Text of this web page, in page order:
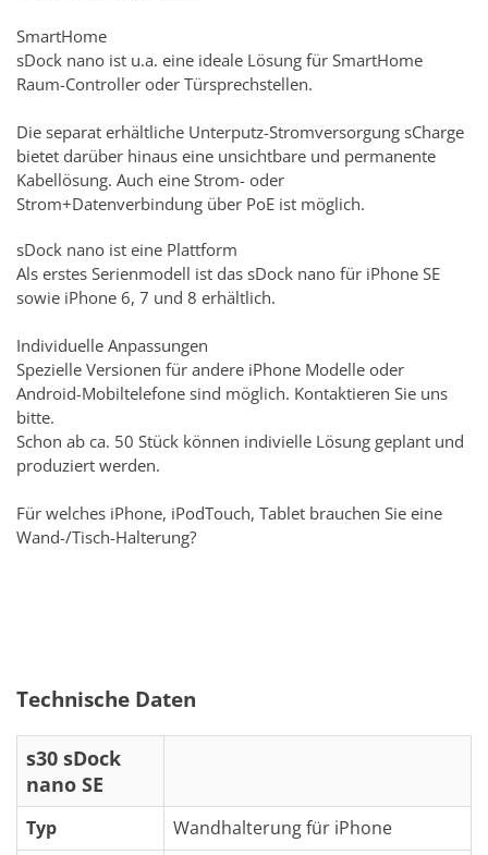
SmartHome
sDock nano ist u.a. eine ideale Lösung für SmartHome
Raum-Controller oder Türsprechstellen.
Die separat erhältliche Unterputz-Stromversorgung sCharge
bietet darüber hinaus eine unsichtbare und permanente
Kabellösung. Auch eine Strom- oder
Strom+Datenverbindung über PoE ist möglich.
sDock nano ist eine Plattform
Als erstes Serienmodell ist das sDock nano für iPhone SE
sowie iPhone 6, 7 und 8 erhältlich.
Individuelle Anpassungen
Spezielle Versionen für andere iPhone Modelle oder
Android-Mobiltelefone sind möglich. Kontaktieren Sie uns
bitte.
Schon ab ca. 50 Stück können indivielle Lösung geplant und
produziert werden.
Für welches iPhone, iPodTouch, Tablet brauchen Sie eine
Wand-/Tisch-Halterung?
Technische Daten
s30 sDock
nano SE
Typ Wandhalterung für iPhone